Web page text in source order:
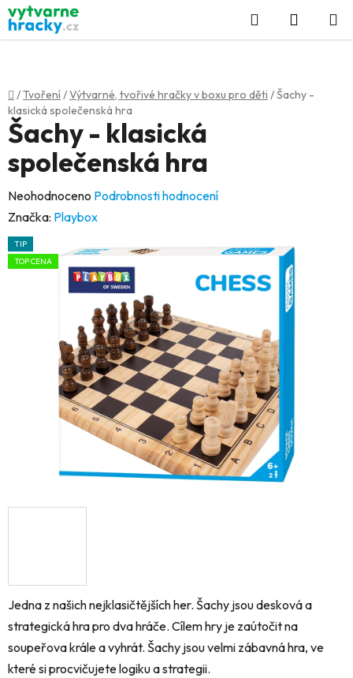
Přejít
na
obsah
Hledat
KOŠÍK
Domů
/Tvoření/Výtvarné, tvořivé hračky v boxu pro děti /Šachy -
klasická společenská hra
Jedna z našich nejklasičtějších her. Šachy jsou desková a
strategická hra pro dva hráče. Cílem hry je zaútočit na
soupeřova krále a vyhrát. Šachy jsou velmi zábavná hra, ve
které si procvičujete logiku a strategii.
Šachy - klasická
společenská hra
Průměrné
hodnocení
produktu
je
hvězdiček.
Neohodnoceno Podrobnosti hodnocení
Značka: Playbox
TIP
TOP CENA